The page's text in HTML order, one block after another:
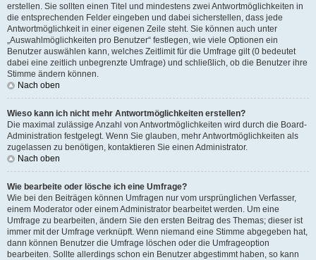
erstellen. Sie sollten einen Titel und mindestens zwei Antwortmöglichkeiten in
die entsprechenden Felder eingeben und dabei sicherstellen, dass jede
Antwortmöglichkeit in einer eigenen Zeile steht. Sie können auch unter
„Auswahlmöglichkeiten pro Benutzer“ festlegen, wie viele Optionen ein
Benutzer auswählen kann, welches Zeitlimit für die Umfrage gilt (0 bedeutet
dabei eine zeitlich unbegrenzte Umfrage) und schließlich, ob die Benutzer ihre
Stimme ändern können.
Nach oben
Wieso kann ich nicht mehr Antwortmöglichkeiten erstellen?
Die maximal zulässige Anzahl von Antwortmöglichkeiten wird durch die Board-
Administration festgelegt. Wenn Sie glauben, mehr Antwortmöglichkeiten als
zugelassen zu benötigen, kontaktieren Sie einen Administrator.
Nach oben
Wie bearbeite oder lösche ich eine Umfrage?
Wie bei den Beiträgen können Umfragen nur vom ursprünglichen Verfasser,
einem Moderator oder einem Administrator bearbeitet werden. Um eine
Umfrage zu bearbeiten, ändern Sie den ersten Beitrag des Themas; dieser ist
immer mit der Umfrage verknüpft. Wenn niemand eine Stimme abgegeben hat,
dann können Benutzer die Umfrage löschen oder die Umfrageoption
bearbeiten. Sollte allerdings schon ein Benutzer abgestimmt haben, so kann